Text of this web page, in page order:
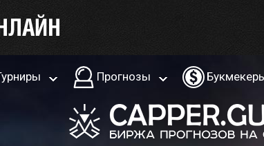
Прогнозы